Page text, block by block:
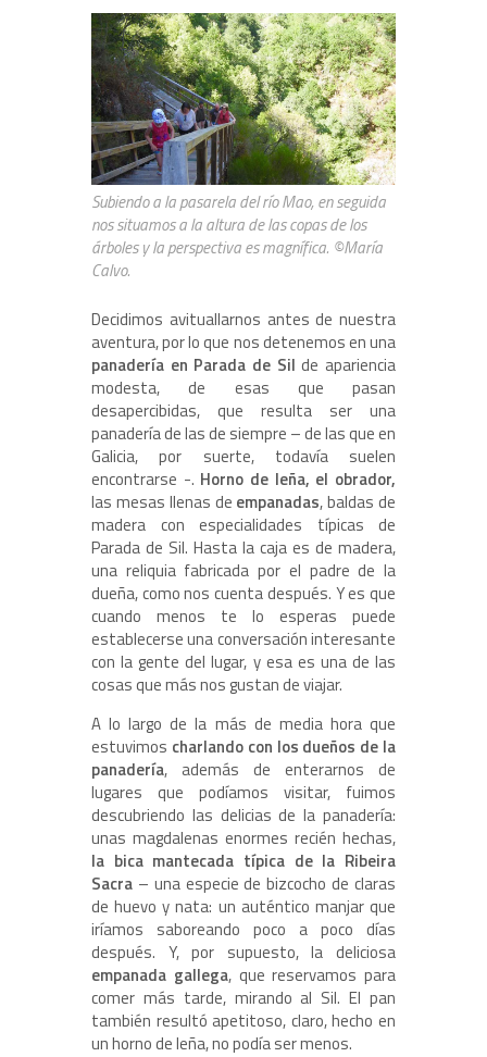
Subiendo a la pasarela del río Mao, en seguida
nos situamos a la altura de las copas de los
árboles y la perspectiva es magnífica. ©María
Calvo.
Decidimos avituallarnos antes de nuestra
aventura, por lo que nos detenemos en una
panadería en Parada de Sil de apariencia
modesta, de esas que pasan
desapercibidas, que resulta ser una
panadería de las de siempre – de las que en
Galicia, por suerte, todavía suelen
encontrarse -. Horno de leña, el obrador,
las mesas llenas de empanadas, baldas de
madera con especialidades típicas de
Parada de Sil. Hasta la caja es de madera,
una reliquia fabricada por el padre de la
dueña, como nos cuenta después. Y es que
cuando menos te lo esperas puede
establecerse una conversación interesante
con la gente del lugar, y esa es una de las
cosas que más nos gustan de viajar.
A lo largo de la más de media hora que
estuvimos charlando con los dueños de la
panadería, además de enterarnos de
lugares que podíamos visitar, fuimos
descubriendo las delicias de la panadería:
unas magdalenas enormes recién hechas,
la bica mantecada típica de la Ribeira
Sacra – una especie de bizcocho de claras
de huevo y nata: un auténtico manjar que
iríamos saboreando poco a poco días
después. Y, por supuesto, la deliciosa
empanada gallega, que reservamos para
comer más tarde, mirando al Sil. El pan
también resultó apetitoso, claro, hecho en
un horno de leña, no podía ser menos.